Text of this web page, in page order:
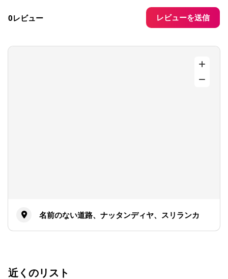
0レビュー レビューを送信
名前のない道路、ナッタンディヤ、スリランカ
近くのリスト